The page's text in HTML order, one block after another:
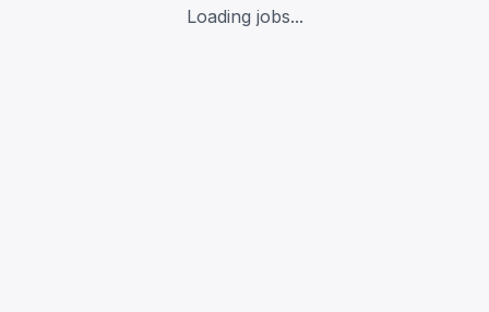
Loading jobs...